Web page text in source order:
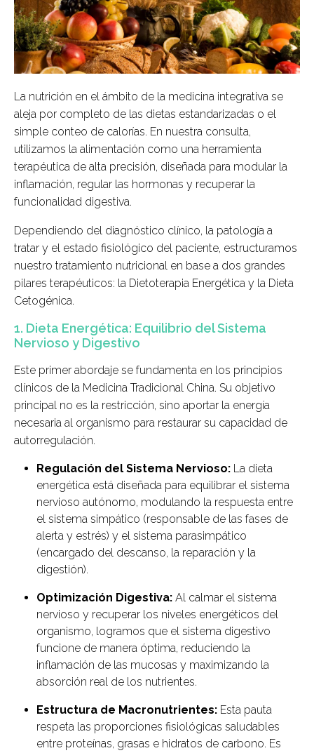
La nutrición en el ámbito de la medicina integrativa se
aleja por completo de las dietas estandarizadas o el
simple conteo de calorías. En nuestra consulta,
utilizamos la alimentación como una herramienta
terapéutica de alta precisión, diseñada para modular la
inflamación, regular las hormonas y recuperar la
funcionalidad digestiva.
Dependiendo del diagnóstico clínico, la patología a
tratar y el estado fisiológico del paciente, estructuramos
nuestro tratamiento nutricional en base a dos grandes
pilares terapéuticos: la Dietoterapia Energética y la Dieta
Cetogénica.
1. Dieta Energética: Equilibrio del Sistema
Nervioso y Digestivo
Este primer abordaje se fundamenta en los principios
clínicos de la Medicina Tradicional China. Su objetivo
principal no es la restricción, sino aportar la energía
necesaria al organismo para restaurar su capacidad de
autorregulación.
Regulación del Sistema Nervioso: La dieta
energética está diseñada para equilibrar el sistema
nervioso autónomo, modulando la respuesta entre
el sistema simpático (responsable de las fases de
alerta y estrés) y el sistema parasimpático
(encargado del descanso, la reparación y la
digestión).
Optimización Digestiva: Al calmar el sistema
nervioso y recuperar los niveles energéticos del
organismo, logramos que el sistema digestivo
funcione de manera óptima, reduciendo la
inflamación de las mucosas y maximizando la
absorción real de los nutrientes.
Estructura de Macronutrientes: Esta pauta
respeta las proporciones fisiológicas saludables
entre proteínas, grasas e hidratos de carbono. Es